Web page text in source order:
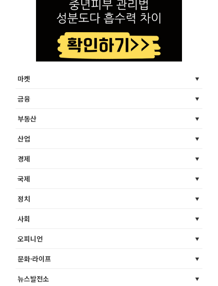
마켓
금융
부동산
산업
경제
국제
정치
사회
오피니언
문화·라이프
뉴스발전소